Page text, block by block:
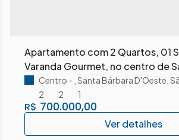
Apartamento com 2 Quartos, 01
Varanda Gourmet, no centro de
d'Oeste, SP
R$ 700.000,00
Centro Santa Bárbara D'Oeste
2
2 1